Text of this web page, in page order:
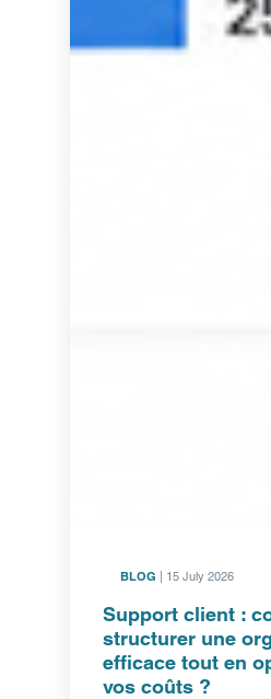
BLOG | 15 July 2026
Support client :
structurer une
efficace tout en
vos coûts ?